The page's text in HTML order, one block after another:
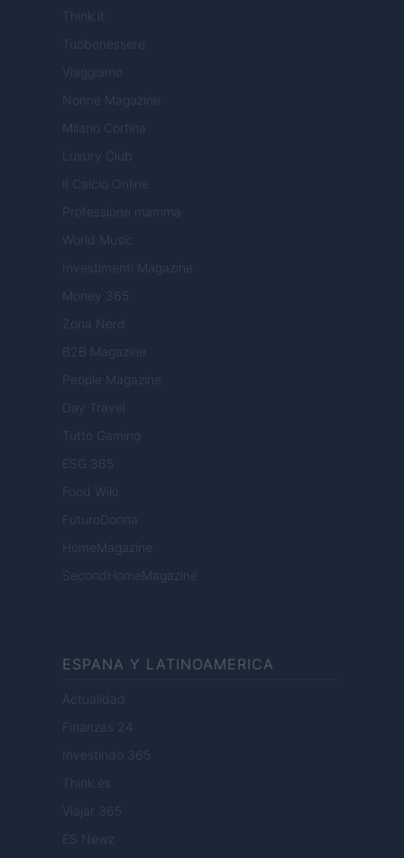
Think.it
Tuobenessere
Viaggiamo
Nonne Magazine
Milano Cortina
Luxury Club
Il Calcio Online
Professione mamma
World Music
Investimenti Magazine
Money 365
Zona Nerd
B2B Magazine
People Magazine
Day Travel
Tutto Gaming
ESG 365
Food Wiki
FuturoDonna
HomeMagazine
SecondHomeMagazine
ESPANA Y LATINOAMERICA
Actualidad
Finanzas 24
Investindo 365
Think.es
Viajar 365
ES Newz